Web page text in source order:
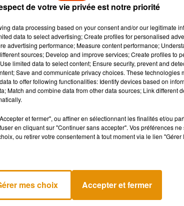
des arrêtés ont été pris de façon
en plus insistante sur les réseaux sociaux. Pour
les préfectures de la région (Cher, Indre, Indre-
des réseaux routiers (réseau routier national
d’être utilisé pour une manifestation non
10 juillet 2020 à 8h jusqu'au mardi 14 juillet
de votre vie privée est notre priorité
data processing based on your consent and/or our legitimate
data to select advertising; Create profiles for personalised
advertising performance; Measure content performance;
sources; Develop and improve services; Create profiles to
limited data to select content; Ensure security, prevent and
Save and communicate privacy choices. These technologies
to offer following functionalities: Identify devices based on
Match and combine data from other data sources; Link different
et fermer", ou affiner en sélectionnant les finalités et/ou
en cliquant sur "Continuer sans accepter". Vos préférences
ou retirer votre consentement à tout moment via le lien
mes choix Accepter et fermer